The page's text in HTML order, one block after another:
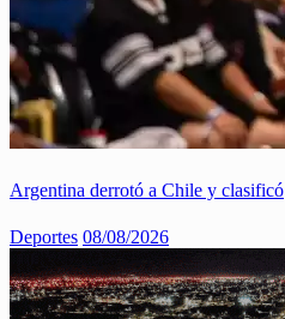
Argentina derrotó a Chile y clasificó
Deportes 08/08/2026